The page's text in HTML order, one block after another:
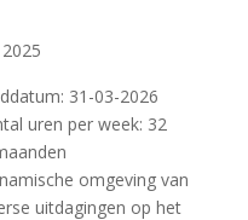
31-03-2026
uren per week: 32
omgeving van
uitdagingen op het